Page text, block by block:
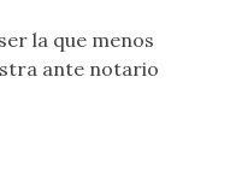
la que menos
ante notario